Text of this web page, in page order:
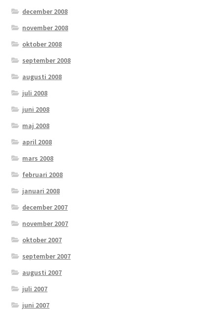
december 2008
november 2008
oktober 2008
september 2008
augusti 2008
juli 2008
juni 2008
maj 2008
april 2008
mars 2008
februari 2008
januari 2008
december 2007
november 2007
oktober 2007
september 2007
augusti 2007
juli 2007
juni 2007